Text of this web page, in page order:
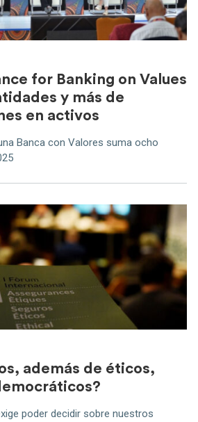
for Banking on Values
y más de
en activos
Banca con Valores suma ocho
además de éticos,
poder decidir sobre nuestros